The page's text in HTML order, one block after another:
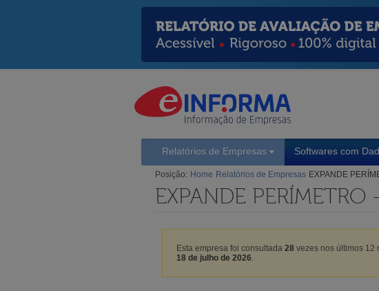
Relatórios de Empresas Softwares com
Posição: Home Relatórios de Empresas EXPANDE
EXPANDE
Esta empresa foi consultada 28 vezes nos últimos 12
18 de julho de 2026